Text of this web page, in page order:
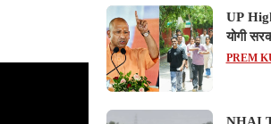
UP
योगी
यूपी में 3
PREM